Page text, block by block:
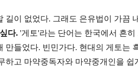
길이 없었다. 그래도 은유법이 가끔
다. '게토'라는 단어는 한국에서 흔
만들었다. 빈민가다. 현대의 게토는
하고 마약중독자와 마약중개인을 쉽